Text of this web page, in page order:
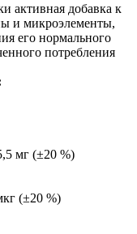
активная добавка к
и микроэлементы,
его нормального
потребления
мг (±20 %)
(±20 %)